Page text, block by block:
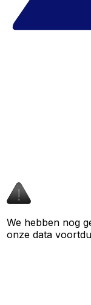
We hebben nog
onze data